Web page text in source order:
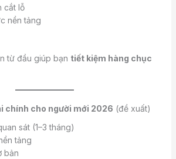
cắt lỗ
nền tảng
từ đầu giúp bạn tiết kiệm hàng chục
chính cho người mới 2026 (đề xuất)
sát (1–3 tháng)
tảng
bản